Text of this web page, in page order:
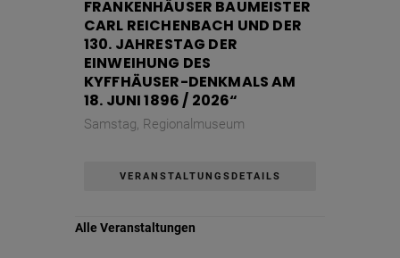
FRANKENHÄUSER BAUMEISTER
CARL REICHENBACH UND DER
130. JAHRESTAG DER
EINWEIHUNG DES
KYFFHÄUSER-DENKMALS AM
18. JUNI 1896 / 2026“
Samstag, Regionalmuseum
VERANSTALTUNGSDETAILS
Alle Veranstaltungen
Anbieter
wetter2.com
Cookie Name
Cookie Laufzeit
Cookie Name